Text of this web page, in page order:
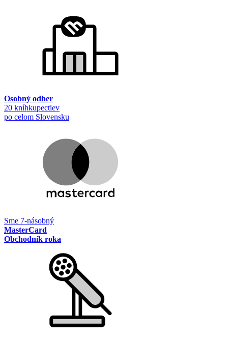
Osobný odber
20 kníhkupectiev
po celom Slovensku
Sme 7-násobný
MasterCard
Obchodník roka